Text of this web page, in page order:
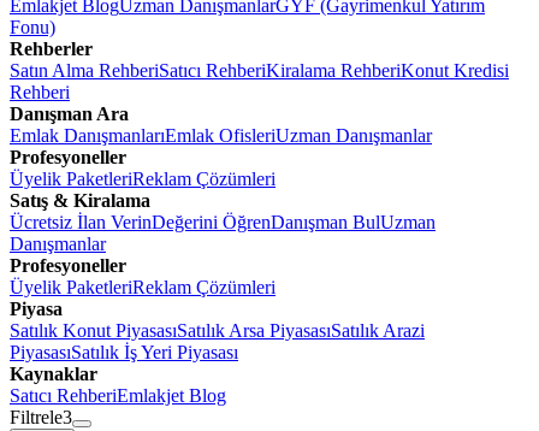
Emlakjet BlogUzman DanışmanlarGYF (Gayrimenkul Yatırım
Fonu)
Rehberler
Satın Alma RehberiSatıcı RehberiKiralama RehberiKonut Kredisi
Rehberi
Danışman Ara
Emlak DanışmanlarıEmlak OfisleriUzman Danışmanlar
Profesyoneller
Üyelik PaketleriReklam Çözümleri
Satış & Kiralama
Ücretsiz İlan VerinDeğerini ÖğrenDanışman BulUzman
Danışmanlar
Profesyoneller
Üyelik PaketleriReklam Çözümleri
Piyasa
Satılık Konut PiyasasıSatılık Arsa PiyasasıSatılık Arazi
PiyasasıSatılık İş Yeri Piyasası
Kaynaklar
Satıcı RehberiEmlakjet Blog
Filtrele3